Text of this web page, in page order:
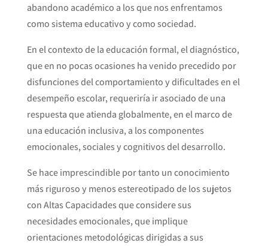
abandono académico a los que nos enfrentamos
como sistema educativo y como sociedad.
En el contexto de la educación formal, el diagnóstico,
que en no pocas ocasiones ha venido precedido por
disfunciones del comportamiento y dificultades en el
desempeño escolar, requeriría ir asociado de una
respuesta que atienda globalmente, en el marco de
una educación inclusiva, a los componentes
emocionales, sociales y cognitivos del desarrollo.
Se hace imprescindible por tanto un conocimiento
más riguroso y menos estereotipado de los sujetos
con Altas Capacidades que considere sus
necesidades emocionales, que implique
orientaciones metodológicas dirigidas a sus